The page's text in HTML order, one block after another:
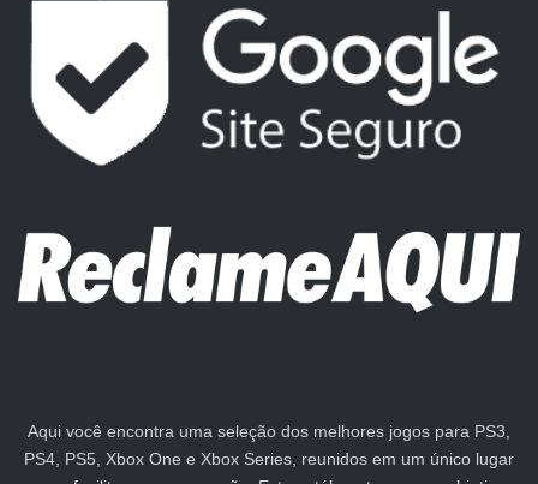
Aqui você encontra uma seleção dos melhores jogos para PS3,
PS4, PS5, Xbox One e Xbox Series, reunidos em um único lugar